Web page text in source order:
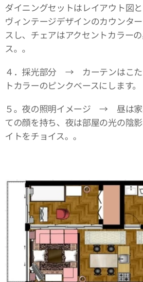
ダイニングセットはレイアウト図と
ヴィンテージデザインのカウンタ
スし、チェアはアクセントカラー
ス。。
４．採光部分 → カーテンはこた
トカラーのピンクベースにします。
５。夜の照明イメージ → 昼は家
ての顔を持ち、夜は部屋の光の陰
イトをチョイス。。